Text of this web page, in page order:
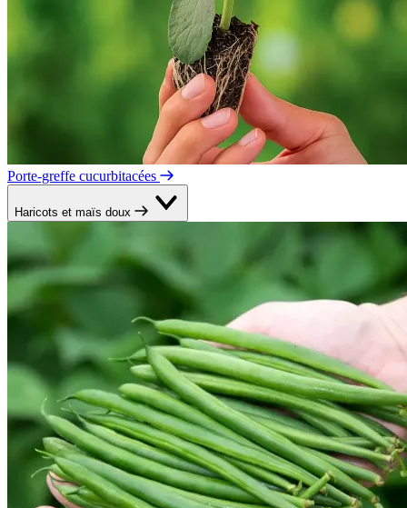
Porte-greffe cucurbitacées
Haricots et maïs doux